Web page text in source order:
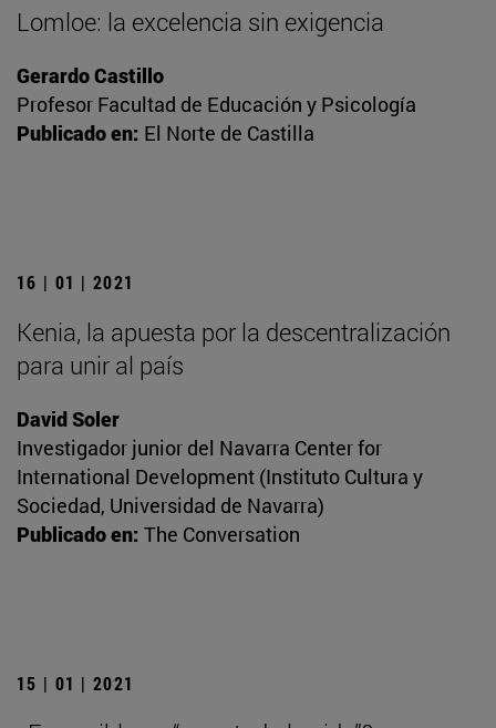
Lomloe: la excelencia sin exigencia
Gerardo Castillo
Profesor Facultad de Educación y Psicología
Publicado en: El Norte de Castilla
16 | 01 | 2021
Kenia, la apuesta por la descentralización
para unir al país
David Soler
Investigador junior del Navarra Center for
International Development (Instituto Cultura y
Sociedad, Universidad de Navarra)
Publicado en: The Conversation
15 | 01 | 2021